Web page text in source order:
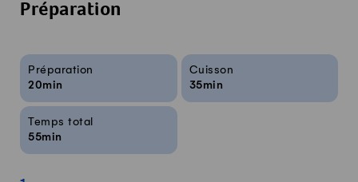
Préparation
Infos sur la recette
Préparation
20min
Cuisson
35min
Temps total
55min